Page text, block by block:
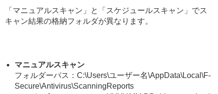
「マニュアルスキャン」と「スケジュールスキャン」でス
キャン結果の格納フォルダが異なります。
マニュアルスキャン
フォルダーパス：C:\Users\ユーザー名\AppData\Local\F-
Secure\Antivirus\ScanningReports